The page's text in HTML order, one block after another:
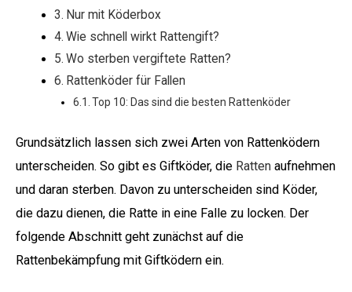
Nur mit Köderbox
Wie schnell wirkt Rattengift?
Wo sterben vergiftete Ratten?
Rattenköder für Fallen
Top 10: Das sind die besten Rattenköder
Grundsätzlich lassen sich zwei Arten von Rattenködern
unterscheiden. So gibt es Giftköder, die Ratten aufnehmen
und daran sterben. Davon zu unterscheiden sind Köder,
die dazu dienen, die Ratte in eine Falle zu locken. Der
folgende Abschnitt geht zunächst auf die
Rattenbekämpfung mit Giftködern ein.